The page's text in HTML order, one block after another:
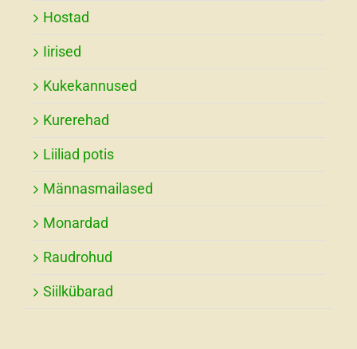
Hostad
Iirised
Kukekannused
Kurerehad
Liiliad potis
Männasmailased
Monardad
Raudrohud
Siilkübarad